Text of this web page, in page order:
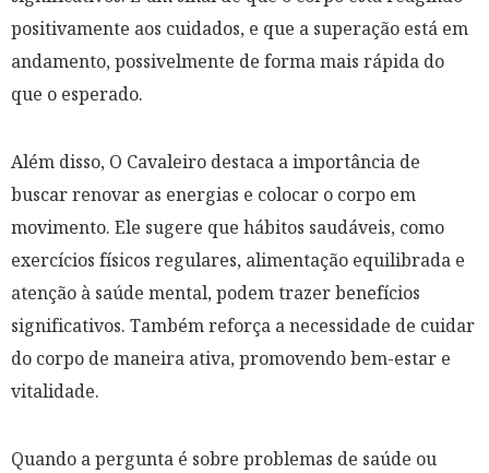
positivamente aos cuidados, e que a superação está em
andamento, possivelmente de forma mais rápida do
que o esperado.
Além disso, O Cavaleiro destaca a importância de
buscar renovar as energias e colocar o corpo em
movimento. Ele sugere que hábitos saudáveis, como
exercícios físicos regulares, alimentação equilibrada e
atenção à saúde mental, podem trazer benefícios
significativos. Também reforça a necessidade de cuidar
do corpo de maneira ativa, promovendo bem-estar e
vitalidade.
Quando a pergunta é sobre problemas de saúde ou